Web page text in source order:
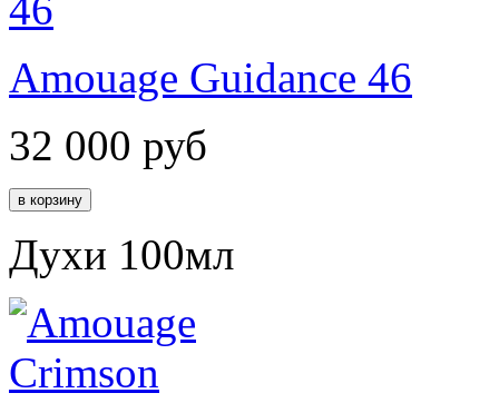
Amouage Guidance 46
32 000 руб
Духи 100мл